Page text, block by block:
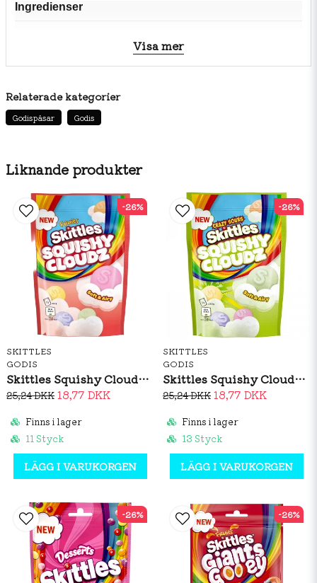
Liknande produkter
SKITTLES
GODIS
Skittles Squishy Clouds 94g
25,24 DKK 18,77 DKK
Finns i lager
11 Styck
LÄGG I VARUKORGEN
-26%
SKITTLES
GODIS
Skittles Squishy Cloudz Sour 94g
25,24 DKK 18,77 DKK
Finns i lager
13 Styck
LÄGG I VARUKORGEN
-26%
-26% -26%
Ingredienser
modifierad stärkelse, aromer, maltodextrin, färgämnen
glansmedel (karnaubavax), emulgeringsmedel (lecitin).
Produkten kan innehålla ojämna smaker. Förvara svalt
Kolhydrater: 91g / Varav sockerarter: 76g / Protein: 0g /
Salt: 0,02g.
Visa mer
Relaterade kategorier
Godispåsar Godis